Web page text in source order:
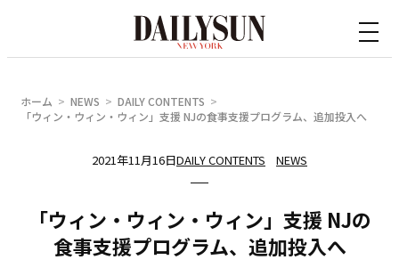
ホーム NEWS
DAILY CONTENTS
「ウィン・ウィン・ウィン」支援 NJの食事支援プログラム、追加投入へ
2021年11月16日DAILY CONTENTS NEWS
「ウィン・ウィン・ウィン」支援 NJの
食事支援プログラム、追加投入へ